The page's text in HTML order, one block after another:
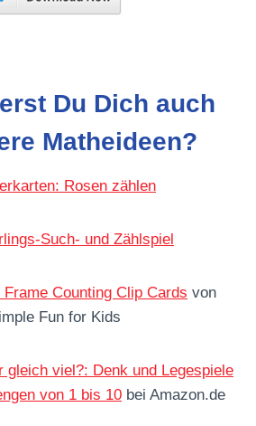
Du Dich auch
Matheideen?
Rosen zählen
Such- und Zählspiel
Counting Clip Cards von
Fun for Kids
gleich viel?: Denk und Legespiele
von 1 bis 10 bei Amazon.de